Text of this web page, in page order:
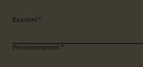
Eesnimi *
Perekonnanimi *